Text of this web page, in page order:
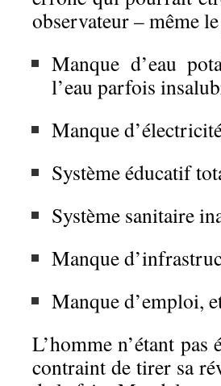
observateur – même
Manque d’eau
l’eau parfois
Manque
Système éducatif
Système sanitaire
Manque
Manque d’emploi,
L’homme n’étant pas
contraint de tirer sa